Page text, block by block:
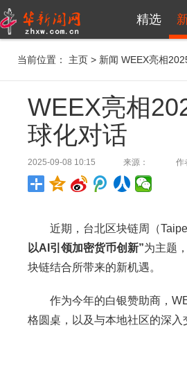
精选
当前位置： 主页 > 新闻 WEEX亮相
WEEX亮相
球化对话
2025-09-08 10:15 来源： 作
近期，台北区块链周（
以AI 引领加密货币创新”为主题
块链结合所带来的新机遇。
作为今年的白银赞助商，
格圆桌，以及与本地社区的深